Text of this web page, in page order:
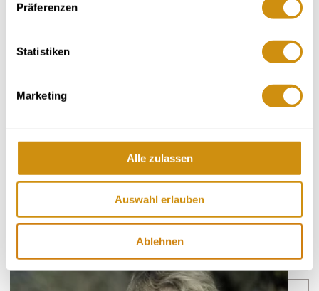
Präferenzen
Statistiken
Marketing
Alle zulassen
Auswahl erlauben
Ablehnen
KALKSTEEN / RENDZINA
wijnhuizen